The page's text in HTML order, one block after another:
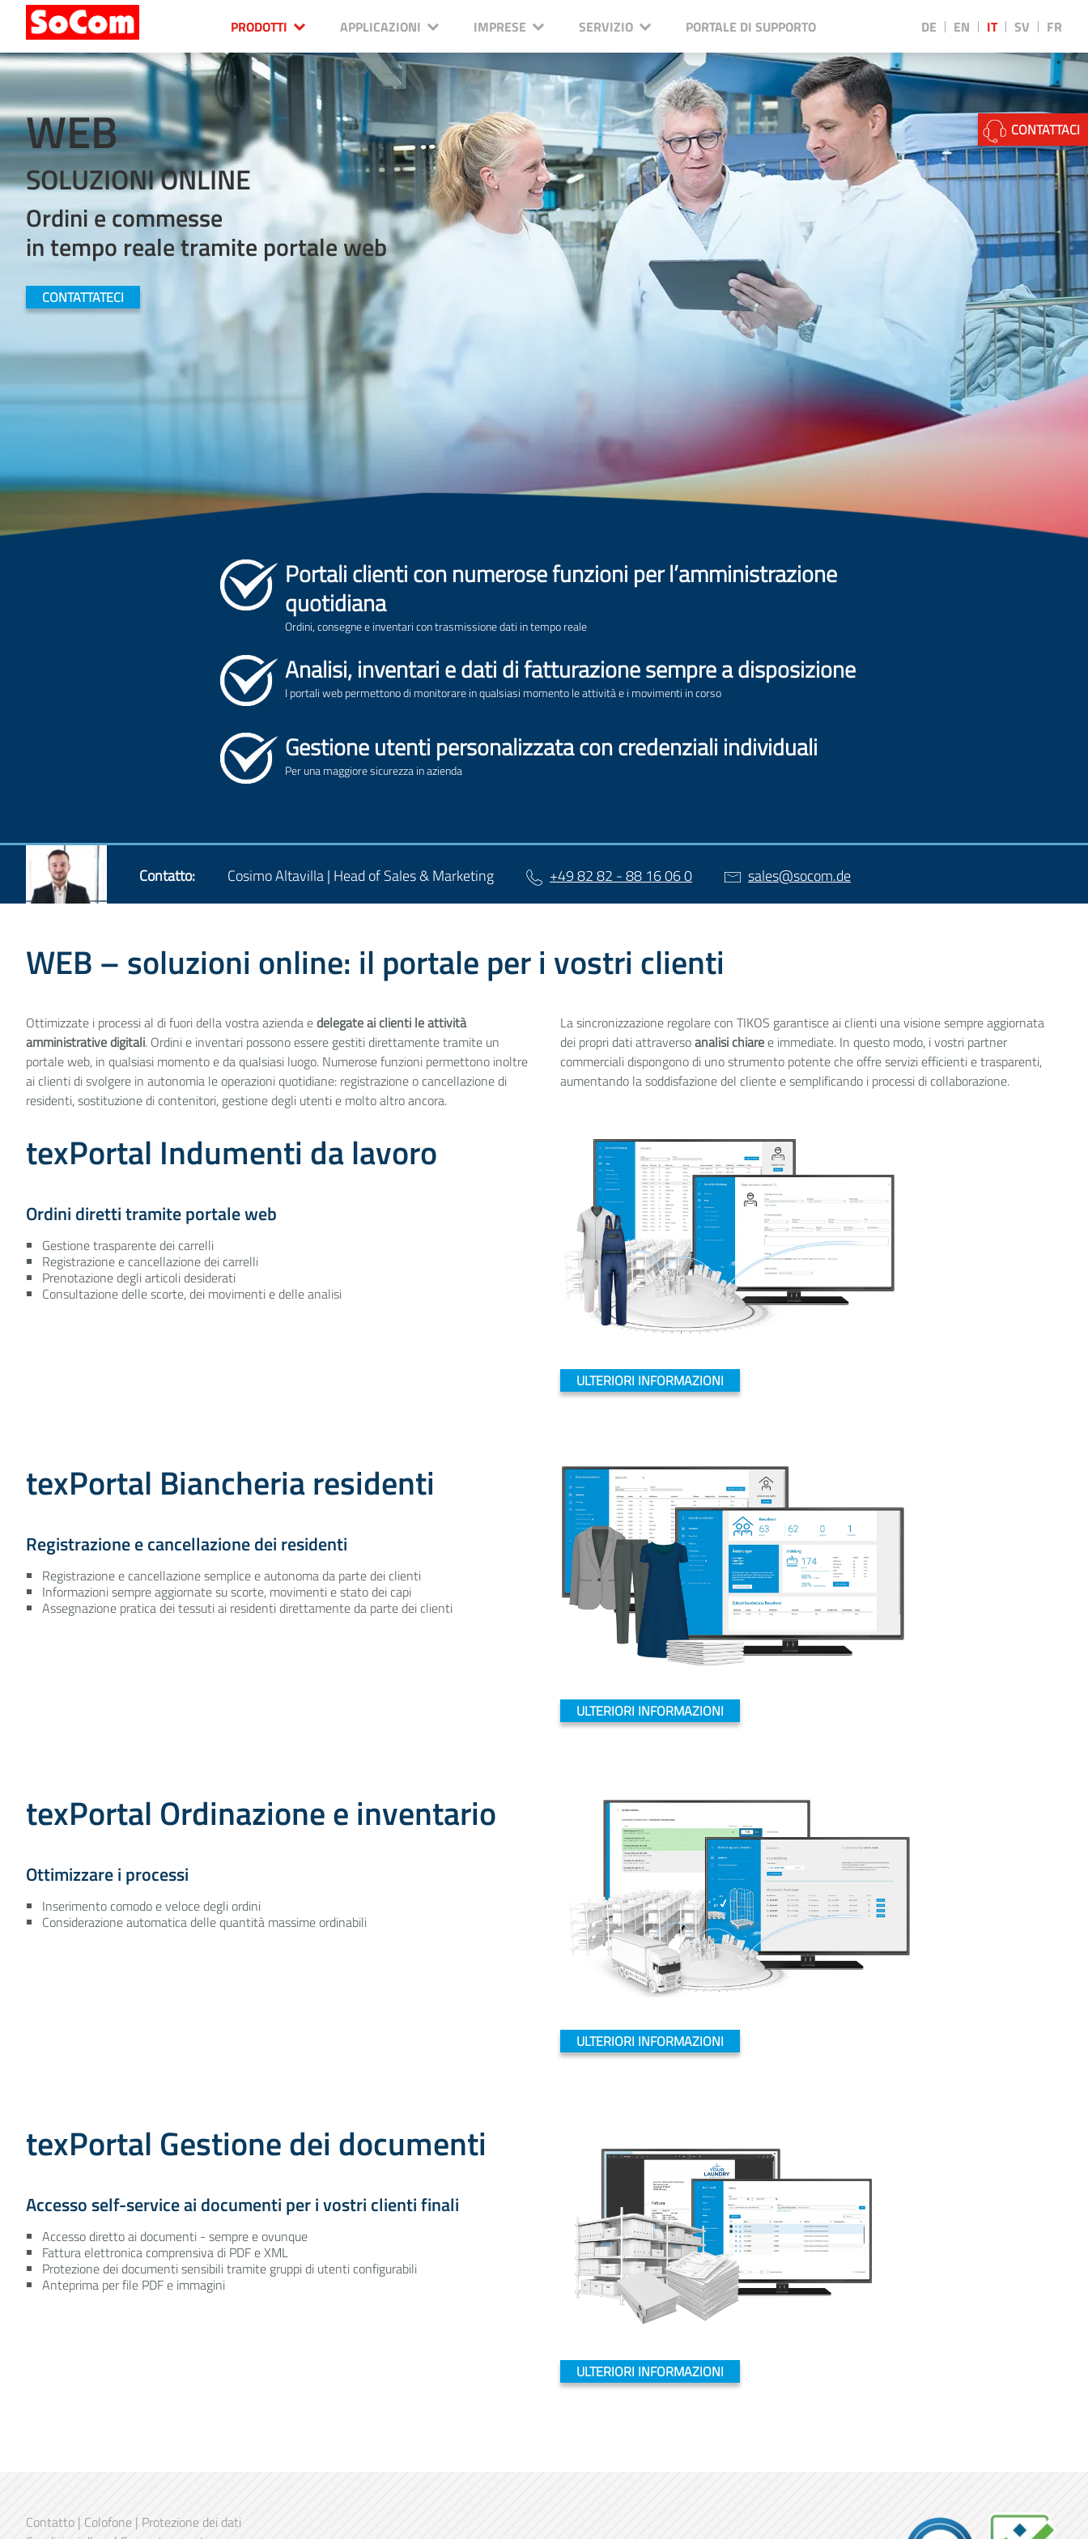
PRODOTTI APPLICAZIONI IMPRESE SERVIZIO PORTALE DI SUPPORTO DE EN IT SV FR
WEB
SOLUZIONI ONLINE
Ordini e commesse
in tempo reale tramite portale web
CONTATTATECI
Portali clienti con numerose funzioni per l’amministrazione
quotidiana
Ordini, consegne e inventari con trasmissione dati in tempo reale
Analisi, inventari e dati di fatturazione sempre a disposizione
I portali web permettono di monitorare in qualsiasi momento le attività e i movimenti in corso
Gestione utenti personalizzata con credenziali individuali
Per una maggiore sicurezza in azienda
Contatto: Cosimo Altavilla | Head of Sales & Marketing +49 82 82 - 88 16 06 0 sales@socom.de
WEB – soluzioni online: il portale per i vostri clienti
Ottimizzate i processi al di fuori della vostra azienda edelegate ai clienti le attività
amministrative digitali. Ordini e inventari possono essere gestiti direttamente tramite un
portale web, in qualsiasi momento e da qualsiasi luogo. Numerose funzioni permettono inoltre
ai clienti di svolgere in autonomia le operazioni quotidiane: registrazione o cancellazione di
residenti, sostituzione di contenitori, gestione degli utenti e molto altro ancora.
La sincronizzazione regolare con TIKOS garantisce ai clienti una visione sempre aggiornata
dei propri dati attraversoanalisi chiaree immediate. In questo modo, i vostri partner
commerciali dispongono di uno strumento potente che offre servizi efficienti e trasparenti,
aumentando la soddisfazione del cliente e semplificando i processi di collaborazione.
texPortal Indumenti da lavoro
Ordini diretti tramite portale web
Gestione trasparente dei carrelli
Registrazione e cancellazione dei carrelli
Prenotazione degli articoli desiderati
Consultazione delle scorte, dei movimenti e delle analisi
ULTERIORI INFORMAZIONI
texPortal Biancheria residenti
Registrazione e cancellazione dei residenti
Registrazione e cancellazione semplice e autonoma da parte dei clienti
Informazioni sempre aggiornate su scorte, movimenti e stato dei capi
Assegnazione pratica dei tessuti ai residenti direttamente da parte dei clienti
ULTERIORI INFORMAZIONI
texPortal Ordinazione e inventario
Ottimizzare i processi
Inserimento comodo e veloce degli ordini
Considerazione automatica delle quantità massime ordinabili
ULTERIORI INFORMAZIONI
texPortal Gestione dei documenti
Accesso self-service ai documenti per i vostri clienti finali
Accesso diretto ai documenti - sempre e ovunque
Fattura elettronica comprensiva di PDF e XML
Protezione dei documenti sensibili tramite gruppi di utenti configurabili
Anteprima per file PDF e immagini
ULTERIORI INFORMAZIONI
CONTATTACI
Contatto | Colofone | Protezione dei dati